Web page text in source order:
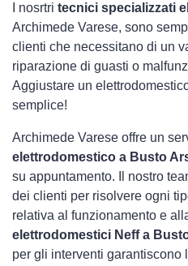
I nosrtri tecnici specializzati
Archimede Varese, sono
clienti che necessitano di un
riparazione di guasti o
Aggiustare un
semplice!
Archimede Varese offre un
elettrodomestico a Busto
su appuntamento. Il nostro
dei clienti per risolvere ogni
relativa al funzionamento e
elettrodomestici Neff a
per gli interventi garantiscono